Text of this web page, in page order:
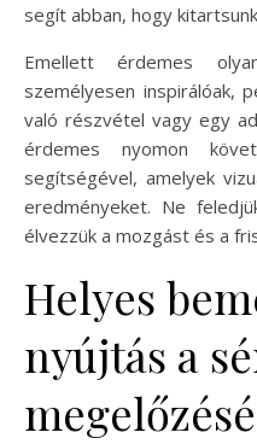
segít abban, hogy
Emellett érdemes
személyesen inspirálóak,
való részvétel vagy egy
érdemes nyomon
segítségével, amelyek
eredményeket. Ne
élvezzük a mozgást és a
Helyes
nyújtás a